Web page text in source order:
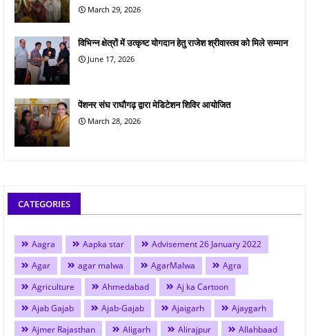
March 29, 2026
विभिन्न क्षेत्रों में उत्कृष्ट योगदान हेतु राजेश श्रीवास्तव को मिले सम्मान
June 17, 2026
पेंशनर संघ राघौगढ़ द्वारा मेडिटेशन शिविर आयोजित
March 28, 2026
CATEGORIES
Aagra Aapka star
Advisement 26 January 2022
Agar
agar malwa AgarMalwa
Agra
Agriculture
Ahmedabad
Aj ka Cartoon
Ajab Gajab
Ajab-Gajab Ajaigarh
Ajaygarh
Ajmer Rajasthan
Aligarh Alirajpur
Allahbaad